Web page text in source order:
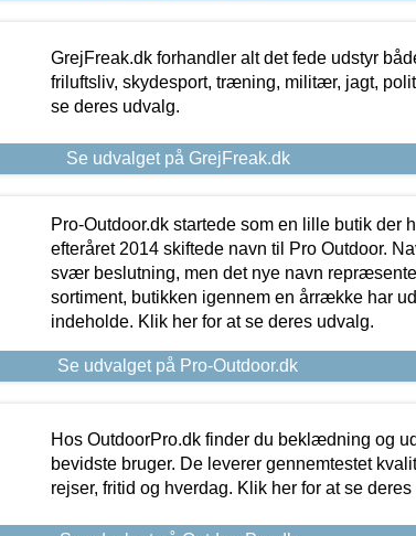
GrejFreak.dk forhandler alt det fede udstyr
friluftsliv, skydesport, træning, militær, jagt,
se deres udvalg.
Se udvalget på GrejFreak.dk
Pro-Outdoor.dk startede som en lille butik der
efteråret 2014 skiftede navn til Pro Outdoor.
svær beslutning, men det nye navn
sortiment, butikken igennem en årrække har
indeholde. Klik her for at se deres udvalg.
Se udvalget på Pro-Outdoor.dk
Hos OutdoorPro.dk finder du beklædning og
bevidste bruger. De leverer gennemtestet
rejser, fritid og hverdag. Klik her for at se deres